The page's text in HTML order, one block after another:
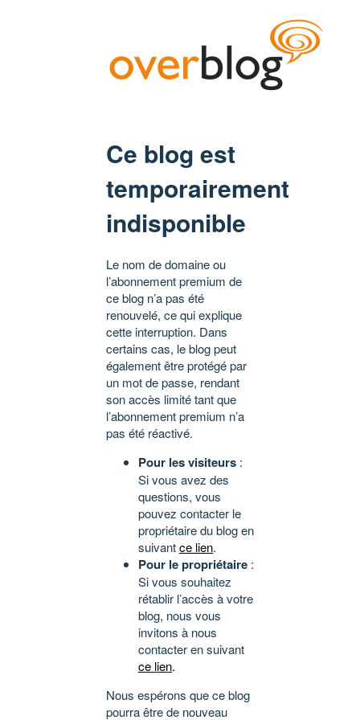
Ce blog est
temporairement
indisponible
Le nom de domaine ou
l’abonnement premium de
ce blog n’a pas été
renouvelé, ce qui explique
cette interruption. Dans
certains cas, le blog peut
également être protégé par
un mot de passe, rendant
son accès limité tant que
l’abonnement premium n’a
pas été réactivé.
Pour les visiteurs :
Si vous avez des
questions, vous
pouvez contacter le
propriétaire du blog en
suivantce lien.
Pour le propriétaire :
Si vous souhaitez
rétablir l’accès à votre
blog, nous vous
invitons à nous
contacter en suivant
ce lien.
Nous espérons que ce blog
pourra être de nouveau